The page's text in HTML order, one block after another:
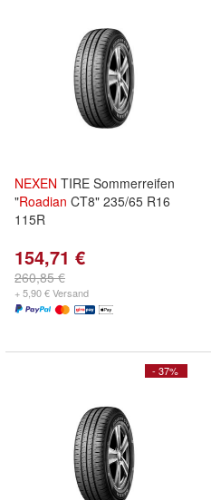
NEXEN TIRE Sommerreifen
"Roadian CT8" 235/65 R16
115R
154,71 €
260,85 €
+ 5,90 € Versand
- 37%